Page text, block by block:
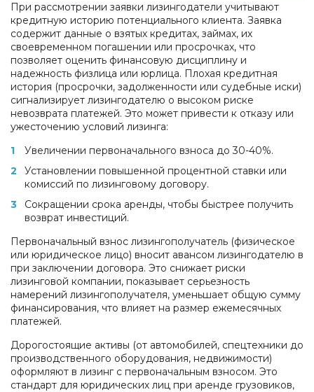
При рассмотрении заявки лизингодатели учитывают
кредитную историю потенциального клиента. Заявка
содержит данные о взятых кредитах, займах, их
своевременном погашении или просрочках, что
позволяет оценить финансовую дисциплину и
надежность физлица или юрлица. Плохая кредитная
история (просрочки, задолженности или судебные иски)
сигнализирует лизингодателю о высоком риске
невозврата платежей. Это может привести к отказу или
ужесточению условий лизинга:
Увеличении первоначального взноса до 30-40%.
Установлении повышенной процентной ставки или
комиссий по лизинговому договору.
Сокращении срока аренды, чтобы быстрее получить
возврат инвестиций.
Первоначальный взнос лизингополучатель (физическое
или юридическое лицо) вносит авансом лизингодателю в
при заключении договора. Это снижает риски
лизинговой компании, показывает серьезность
намерений лизингополучателя, уменьшает общую сумму
финансирования, что влияет на размер ежемесячных
платежей.
Дорогостоящие активы (от автомобилей, спецтехники до
производственного оборудования, недвижимости)
оформляют в лизинг с первоначальным взносом. Это
стандарт для юридических лиц при аренде грузовиков,